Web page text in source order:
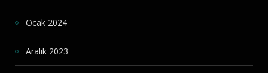
Ocak 2024
Aralık 2023